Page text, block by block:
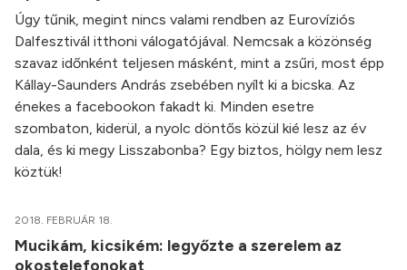
Úgy tűnik, megint nincs valami rendben az Eurovíziós
Dalfesztivál itthoni válogatójával. Nemcsak a közönség
szavaz időnként teljesen másként, mint a zsűri, most épp
Kállay-Saunders András zsebében nyílt ki a bicska. Az
énekes a facebookon fakadt ki. Minden esetre
szombaton, kiderül, a nyolc döntős közül kié lesz az év
dala, és ki megy Lisszabonba? Egy biztos, hölgy nem lesz
köztük!
2018. FEBRUÁR 18.
Mucikám, kicsikém: legyőzte a szerelem az
okostelefonokat